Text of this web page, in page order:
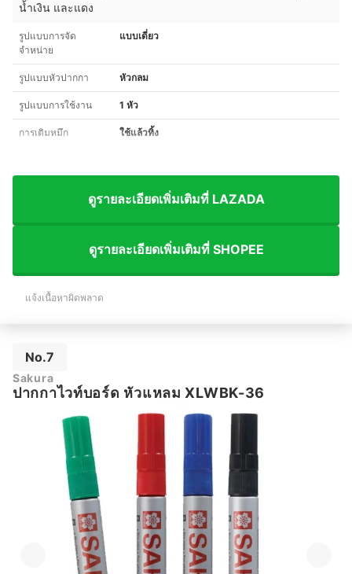
น้ำเงิน และแดง
รูปแบบการจัด
จำหน่าย
แบบเดี่ยว
รูปแบบหัวปากกา หัวกลม
รูปแบบการใช้งาน 1 หัว
การเติมหมึก ใช้แล้วทิ้ง
ดูรายละเอียดเพิ่มเติมที่ LAZADA
ดูรายละเอียดเพิ่มเติมที่ SHOPEE
แจ้งเนื้อหาผิดพลาด
No.7
Sakura
ปากกาไวท์บอร์ด หัวแหลม XLWBK-36